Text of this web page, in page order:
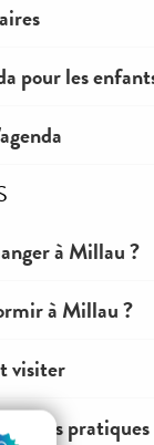
pour les
à Millau ?
à Millau ?
visiter
pratiques